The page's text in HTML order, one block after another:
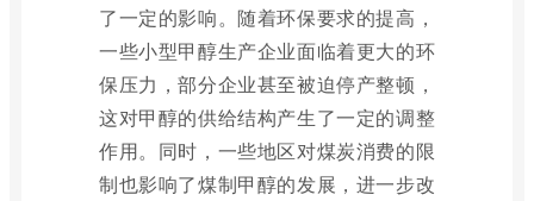
了一定的影响。随着环保要求的提高，
一些小型甲醇生产企业面临着更大的环
保压力，部分企业甚至被迫停产整顿，
这对甲醇的供给结构产生了一定的调整
作用。同时，一些地区对煤炭消费的限
制也影响了煤制甲醇的发展，进一步改